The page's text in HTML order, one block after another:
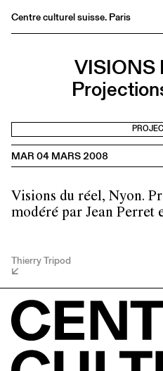
Centre culturel suisse. Paris
Médiathèque
Éditions
FR/EN
VISIONS
MAR 04 MARS 2008
Visions du réel, Nyon.
modéré par Jean Perret
Thierry Tripod